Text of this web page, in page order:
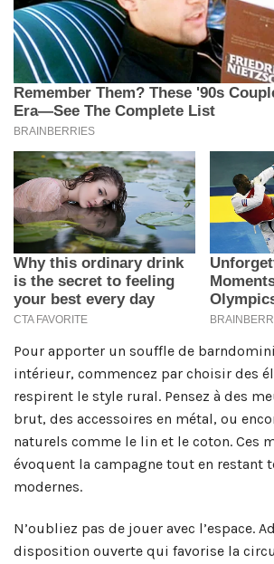
Pour apporter un souffle de
intérieur, commencez par choisir des
respirent le style rural. Pensez à des
brut, des accessoires en métal, ou
naturels comme le lin et le coton. Ces
évoquent la campagne tout en restant
modernes.
N’oubliez pas de jouer avec l’espace.
disposition ouverte qui favorise la